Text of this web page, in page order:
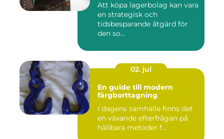
Att köpa lagerbolag kan vara
en strategisk och
tidsbesparande åtgärd för
den so...
02. jul
En guide till modern
färgborttagning
I dagens samhälle finns det
en växande efterfrågan på
hållbara metoder f...